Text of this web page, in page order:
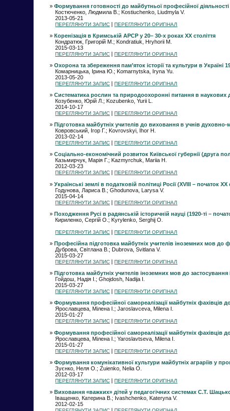
» Формування готовності до майбутньої професійної діяльності
Костюченко, Людмила В.; Kostiuchenko, Liudmyla V.
2013-05-21
ПЕРЕГЛЯНУТИ ЗАПИС |ПЕРЕГЛЯНУТИ ОРИГІНАЛ
» Коренізація в Кримській АРСР у 20– 30-х роках ХХ століття
Кондратюк, Григорій М.; Kondratiuk, Hryhorii M.
2015-03-13
ПЕРЕГЛЯНУТИ ЗАПИС |ПЕРЕГЛЯНУТИ ОРИГІНАЛ
» Охорона та збереження пам’яток історії та культури в Україні
Комарницька, Ірина Ю.; Komarnytska, Iryna Yu.
2013-05-20
ПЕРЕГЛЯНУТИ ЗАПИС |ПЕРЕГЛЯНУТИ ОРИГІНАЛ
» Систематика рослин та природоохоронні питання в наукових
Козубенко, Юрій Л.; Kozubenko, Yurii L.
2014-10-17
ПЕРЕГЛЯНУТИ ЗАПИС |ПЕРЕГЛЯНУТИ ОРИГІНАЛ
» Підготовка майбутніх учителів до виховання в учнів
Ковровський, Ігор Г.; Kovrovskyi, Ihor H.
2013-02-14
ПЕРЕГЛЯНУТИ ЗАПИС |ПЕРЕГЛЯНУТИ ОРИГІНАЛ
» Соціально-економічний розвиток Київської губернії (друга
Казьмирчук, Марія Г.; Kazmyrchuk, Mariia H.
2012-03-23
ПЕРЕГЛЯНУТИ ЗАПИС |ПЕРЕГЛЯНУТИ ОРИГІНАЛ
» Українські землі в податковій політиці Росії (XVIII – початок ХХ
Годунова, Лариса В.; Ghodunova, Larysa V.
2015-04-14
ПЕРЕГЛЯНУТИ ЗАПИС |ПЕРЕГЛЯНУТИ ОРИГІНАЛ
» Походження Русі в радянській історичній науці (1920-ті –
Кириленко, Сергій O.; Kyrylenko, Serghij O.
ПЕРЕГЛЯНУТИ ЗАПИС |ПЕРЕГЛЯНУТИ ОРИГІНАЛ
» Професійна підготовка майбутніх учителів іноземних мов до
Дуброва, Світлана В.; Dubrova, Svitlana V.
2015-03-27
ПЕРЕГЛЯНУТИ ЗАПИС |ПЕРЕГЛЯНУТИ ОРИГІНАЛ
» Підготовка майбутніх учителів іноземних мов до застосування
Гойдош, Надія І.; Ghojdosh, Nadija I.
2015-03-27
ПЕРЕГЛЯНУТИ ЗАПИС |ПЕРЕГЛЯНУТИ ОРИГІНАЛ
» Формування професійної самореалізації майбутніх фахівців
Ярославцева, Мілена І.; Jaroslavceva, Milena I.
2015-01-27
ПЕРЕГЛЯНУТИ ЗАПИС |ПЕРЕГЛЯНУТИ ОРИГІНАЛ
» Формування професійної самореалізації майбутніх фахівців
Ярославцева, Мілена І.; Yaroslavtseva, Milena I.
2015-01-27
ПЕРЕГЛЯНУТИ ЗАПИС |ПЕРЕГЛЯНУТИ ОРИГІНАЛ
» Формування комунiкативної культури майбутніх аграрiїв у
Зуєнко, Неля О.; Zuienko, Nelia O.
2012-03-17
ПЕРЕГЛЯНУТИ ЗАПИС |ПЕРЕГЛЯНУТИ ОРИГІНАЛ
» Виховання «важких» дітей у педагогічних системах С.Т.
Іващенко, Катерина В.; Ivashchenko, Kateryna V.
2012-02-15